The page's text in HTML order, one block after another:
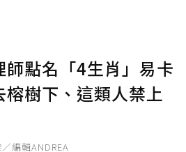
師點名「4生肖」易卡
樹下、這類人禁上
編輯ANDREA